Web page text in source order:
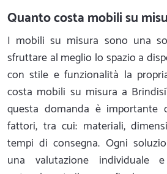
Quanto costa mobili su
I mobili su misura sono una
sfruttare al meglio lo spazio a
con stile e funzionalità la
costa mobili su misura a
questa domanda è importante
fattori, tra cui: materiali,
tempi di consegna. Ogni
una valutazione individuale